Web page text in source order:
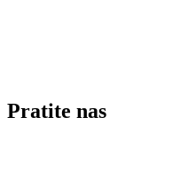
Pratite nas